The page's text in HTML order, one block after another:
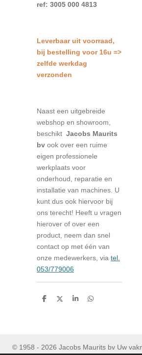
ref: 3005 000 4813
Leverbaar uit voorraad,
bij bestelling voor 16u =>
zelfde werkdag
verzonden
Naast een uitgebreide
webshop en showroom,
beschikt Jacobs Maurits
bv ook over een ruime
eigen professionele
werkplaats voor
onderhoud, reparatie en
installatie van machines. U
kunt dus ook hiervoor bij
ons terecht! Heeft u vragen
hierover of over een
product, neem dan snel
contact op met één van
onze medewerkers, via tel.
053/779006
D
D
S
D
© 1958 - 2026 Jacobs Maurits bv Uw